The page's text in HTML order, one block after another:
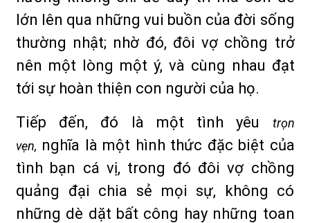
lớn lên qua những vui buồn của đời sống
thường nhật; nhờ đó, đôi vợ chồng trở
nên một lòng một ý, và cùng nhau đạt
tới sự hoàn thiện con người của họ.
Tiếp đến, đó là một tình yêu
trọn
vẹn, nghĩa là một hình thức đặc biệt của
tình bạn cá vị, trong đó đôi vợ chồng
quảng đại chia sẻ mọi sự, không có
những dè dặt bất công hay những toan